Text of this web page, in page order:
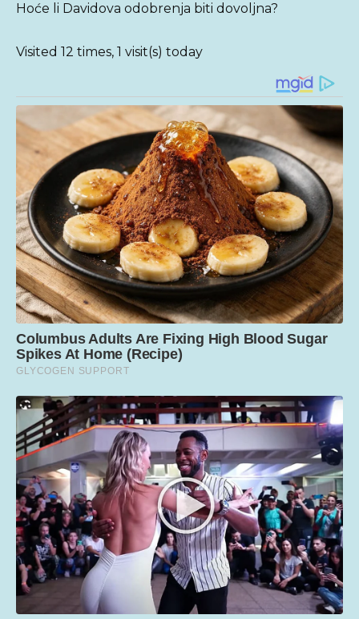
Hoće li Davidova odobrenja biti dovoljna?
Visited 12 times, 1 visit(s) today